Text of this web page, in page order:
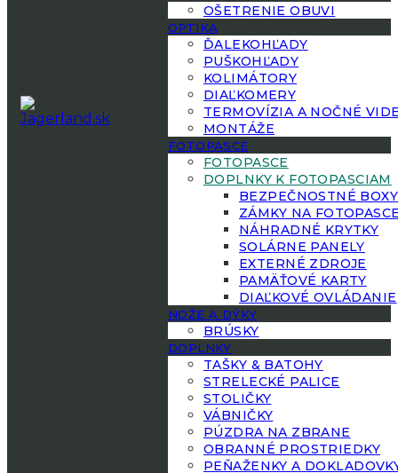
OŠETRENIE OBUVI
OPTIKA
ĎALEKOHĽADY
PUŠKOHĽADY
KOLIMÁTORY
DIAĽKOMERY
TERMOVÍZIA A NOČNÉ
MONTÁŽE
FOTOPASCE
FOTOPASCE
DOPLNKY K FOTOPASCIAM
BEZPEČNOSTNÉ BOXY
ZÁMKY NA
NÁHRADNÉ KRYTKY
SOLÁRNE PANELY
EXTERNÉ ZDROJE
PAMÄŤOVÉ KARTY
DIAĽKOVÉ OVLÁDANIE
NOŽE A DÝKY
BRÚSKY
DOPLNKY
TAŠKY & BATOHY
STRELECKÉ PALICE
STOLIČKY
VÁBNIČKY
PÚZDRA NA ZBRANE
OBRANNÉ PROSTRIEDKY
PEŇAŽENKY A